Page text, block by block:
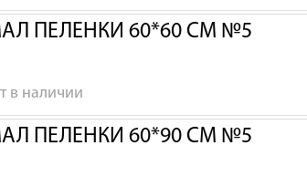
ПЕЛЕНКИ 60*60 СМ №5
в наличии
ПЕЛЕНКИ 60*90 СМ №5